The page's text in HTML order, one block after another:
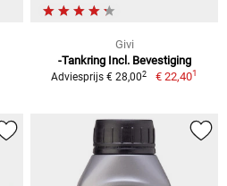
Givi
-Tankring Incl. Bevestiging
Adviesprijs € 28,002 € 22,401